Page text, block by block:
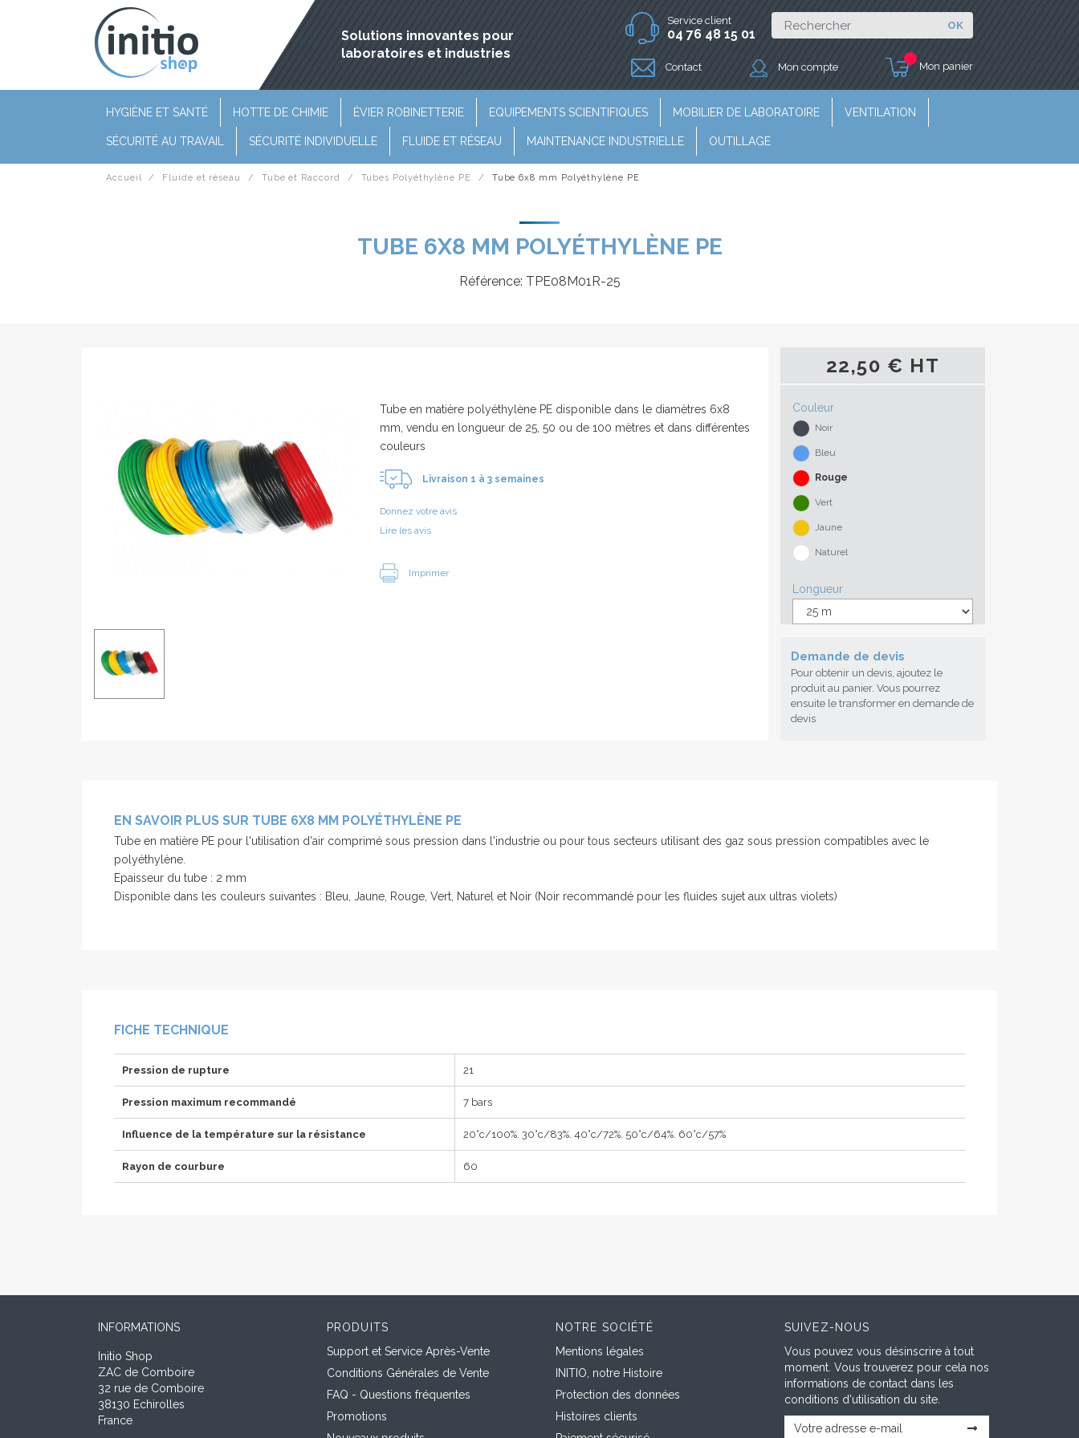
Solutions innovantes pour
laboratoires et industries
Service client
04 76 48 15 01
OK
Contact Mon compte Mon panier
HYGIÈNE ET SANTÉ HOTTE DE CHIMIE ÉVIER ROBINETTERIE EQUIPEMENTS SCIENTIFIQUES MOBILIER DE LABORATOIRE VENTILATION
SÉCURITÉ AU TRAVAIL SÉCURITÉ INDIVIDUELLE FLUIDE ET RÉSEAU MAINTENANCE INDUSTRIELLE OUTILLAGE
Accueil Fluide et réseau Tube et Raccord Tubes Polyéthylène PE Tube 6x8 mm Polyéthylène PE
TUBE 6X8 MM POLYÉTHYLÈNE PE
Référence: TPE08M01R-25
Tube en matière polyéthylène PE disponible dans le diamètres 6x8
mm, vendu en longueur de 25, 50 ou de 100 mètres et dans différentes
couleurs
Livraison 1 à 3 semaines
Donnez votre avis
Lire les avis
Imprimer
22,50 € HT
Couleur
Noir
Bleu
Rouge
Vert
Jaune
Naturel
Longueur
Demande de devis
Pour obtenir un devis, ajoutez le
produit au panier. Vous pourrez
ensuite le transformer en demande de
devis
EN SAVOIR PLUS SUR TUBE 6X8 MM POLYÉTHYLÈNE PE
Tube en matière PE pour l'utilisation d'air comprimé sous pression dans l'industrie ou pour tous secteurs utilisant des gaz sous pression compatibles avec le
polyéthylène.
Epaisseur du tube : 2 mm
Disponible dans les couleurs suivantes : Bleu, Jaune, Rouge, Vert, Naturel et Noir (Noir recommandé pour les fluides sujet aux ultras violets)
FICHE TECHNIQUE
Pression de rupture 21
Pression maximum recommandé 7 bars
Influence de la température sur la résistance 20°c/100%. 30°c/83%. 40°c/72%. 50°c/64%. 60°c/57%
Rayon de courbure 60
INFORMATIONS
Initio Shop
ZAC de Comboire
32 rue de Comboire
38130 Echirolles
France
PRODUITS
Support et Service Après-Vente
Conditions Générales de Vente
FAQ - Questions fréquentes
Promotions
NOTRE SOCIÉTÉ
Mentions légales
INITIO, notre Histoire
Protection des données
Histoires clients
SUIVEZ-NOUS
Vous pouvez vous désinscrire à tout
moment. Vous trouverez pour cela nos
informations de contact dans les
conditions d'utilisation du site.